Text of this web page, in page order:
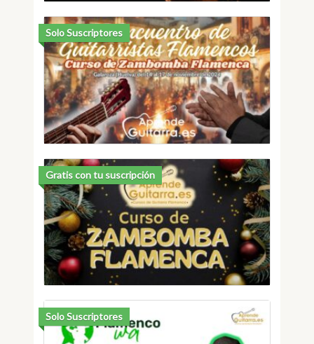
Solo Suscriptores
Gratis con tu suscripción
Solo Suscriptores